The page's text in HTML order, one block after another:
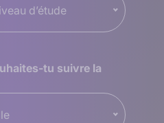
d’étude
tu suivre la